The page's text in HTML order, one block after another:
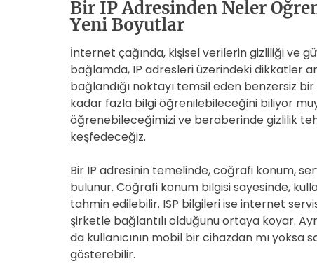
Bir IP Adresinden Neler
Yeni Boyutlar
İnternet çağında, kişisel verilerin gizliliği ve
bağlamda, IP adresleri üzerindeki dikkatler
bağlandığı noktayı temsil eden benzersiz bir
kadar fazla bilgi öğrenilebileceğini biliyor
öğrenebileceğimizi ve beraberinde gizlilik
keşfedeceğiz.
Bir IP adresinin temelinde, coğrafi konum,
bulunur. Coğrafi konum bilgisi sayesinde,
tahmin edilebilir. ISP bilgileri ise internet
şirketle bağlantılı olduğunu ortaya koyar.
da kullanıcının mobil bir cihazdan mı
gösterebilir.